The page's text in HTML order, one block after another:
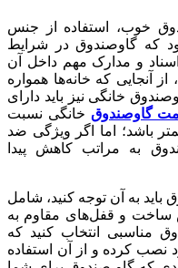
خوب، استفاده از جنس
که گاوصندوق در شرایط
و مدارک مهم داخل آن
از آنجایی که خانه‌ها همواره
خانگی نیز باید دارای
گاوصندوق خانگی نسبت
باشد؛ اما اگر ویژگی ضد
به مراتب کاهش پیدا
به آن توجه کنید، شامل
و قفل‌های مقاوم به
مناسبی انتخاب کنید که
نصب کرده و از آن استفاده